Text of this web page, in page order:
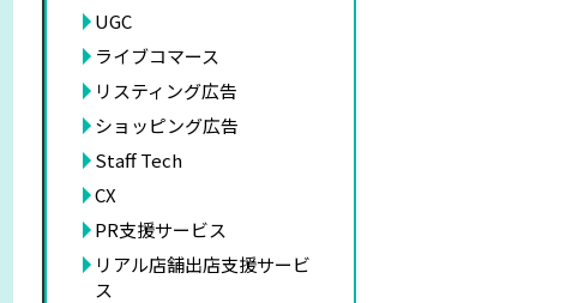
UGC
ライブコマース
リスティング広告
ショッピング広告
Staff Tech
CX
PR支援サービス
リアル店舗出店支援サービ
ス